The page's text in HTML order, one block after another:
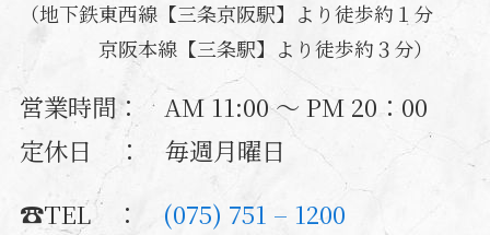
（地下鉄東西線【三条京阪駅】より徒歩約１分
京阪本線【三条駅】より徒歩約３分）
営業時間： AM 11:00 ～ PM 20：00
定休日
： 毎週月曜日
☎TEL ： (075) 751 – 1200